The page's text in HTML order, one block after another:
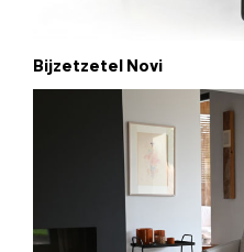
Bijzetzetel Novi